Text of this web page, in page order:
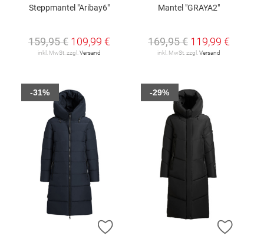
Steppmantel "Aribay6"
159,95 € 109,99 €
inkl. MwSt. zzgl.Versand
Mantel "GRAYA2"
169,95 € 119,99 €
inkl. MwSt. zzgl.Versand
ZUR WUNSCHLISTE HINZUFÜGEN
-31%
ZUR
-29%